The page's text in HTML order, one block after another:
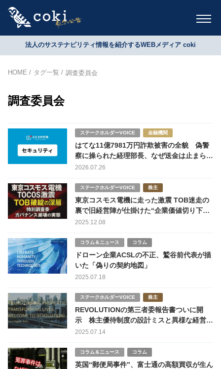
法人のサステナビリティ情報を紹介するWEBメディア coki
HOME タグ一覧 調査委員会
調査委員会
ステークホルダーVOICE 金融機関
はてな11億7981万円詐欺被害の全貌 偽警
察に操られた経理部長、なぜ送金は止まらな
かったのか
2026.07.26
ステークホルダーVOICE 株主
東京コスモス電機に走った激震 TOB迷走の
裏で旧経営陣が仕掛けた“企業価値切り下げ
工作”
2025.12.08
コラム＆ニュース コラム
ドローン企業ACSLの不正、鷲谷前代表が描
いた「偽りの契約地図」
2025.07.18
ステークホルダーVOICE 株主
REVOLUTIONの第三者委報告書ついに開
示 株主優待制度の設計ミスと異様な経営実
態が明るみに
2025.07.14
コラム＆ニュース コラム
英国“郵便局事件”、富士通の高額買収が生ん